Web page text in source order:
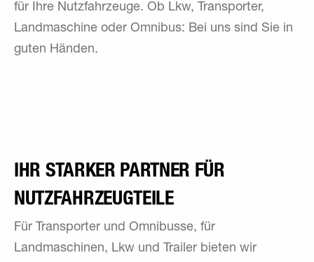
für Ihre Nutzfahrzeuge. Ob Lkw, Transporter,
Landmaschine oder Omnibus: Bei uns sind Sie in
guten Händen.
IHR STARKER PARTNER FÜR
NUTZFAHRZEUGTEILE
Für Transporter und Omnibusse, für
Landmaschinen, Lkw und Trailer bieten wir